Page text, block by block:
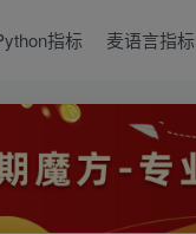
指标 麦语言指标